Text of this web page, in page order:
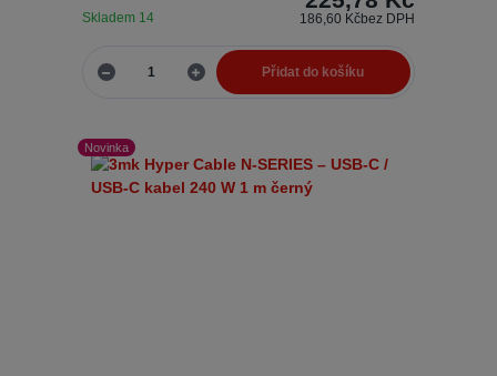
186,60 Kčbez DPH
Skladem 14
Přidat do košíku
Novinka